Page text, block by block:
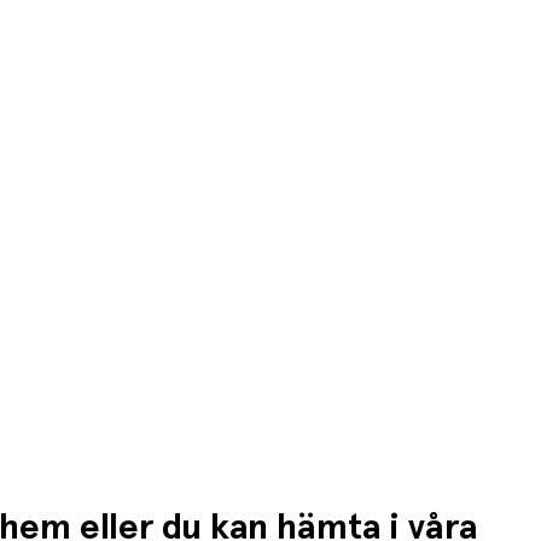
debiteras kortet/fakturan.
eller du kan hämta i våra